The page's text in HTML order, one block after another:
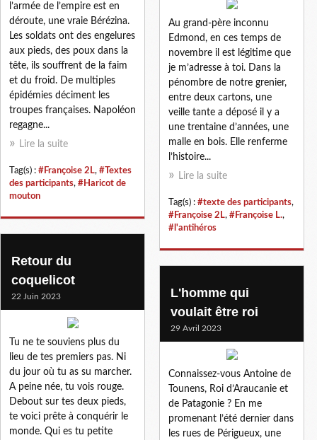
l’armée de l’empire est en
déroute, une vraie Bérézina.
Les soldats ont des engelures
aux pieds, des poux dans la
tête, ils souffrent de la faim
et du froid. De multiples
épidémies déciment les
troupes françaises. Napoléon
regagne...
Lire la suite
Tag(s) : #Françoise 2L, #Textes
des participants, #Haricot de
mouton
Au grand-père inconnu
Edmond, en ces temps de
novembre il est légitime que
je m’adresse à toi. Dans la
pénombre de notre grenier,
entre deux cartons, une
veille tante a déposé il y a
une trentaine d’années, une
malle en bois. Elle renferme
l’histoire...
Lire la suite
Tag(s) : #texte des participants,
#Françoise 2L, #Françoise L.,
#l'antihéros
Retour du
coquelicot
22 Juin 2023
Tu ne te souviens plus du
lieu de tes premiers pas. Ni
du jour où tu as su marcher.
A peine née, tu vois rouge.
Debout sur tes deux pieds,
te voici prête à conquérir le
monde. Qui es tu petite
L'homme qui
voulait être roi
29 Avril 2023
Connaissez-vous Antoine de
Tounens, Roi d’Araucanie et
de Patagonie ? En me
promenant l’été dernier dans
les rues de Périgueux, une